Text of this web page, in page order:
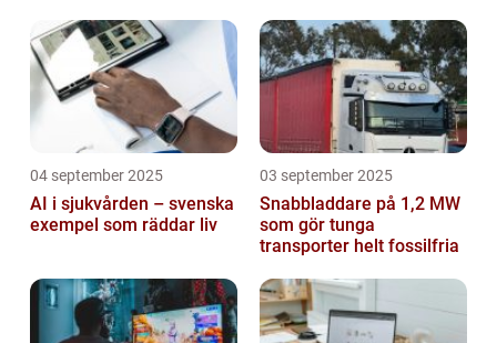
04 september 2025
AI i sjukvården – svenska
exempel som räddar liv
03 september 2025
Snabbladdare på 1,2 MW
som gör tunga
transporter helt fossilfria